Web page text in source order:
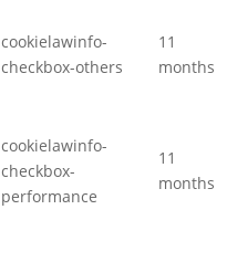
cookielawinfo-
checkbox-others
11
months
cookielawinfo-
checkbox-
performance
11
months